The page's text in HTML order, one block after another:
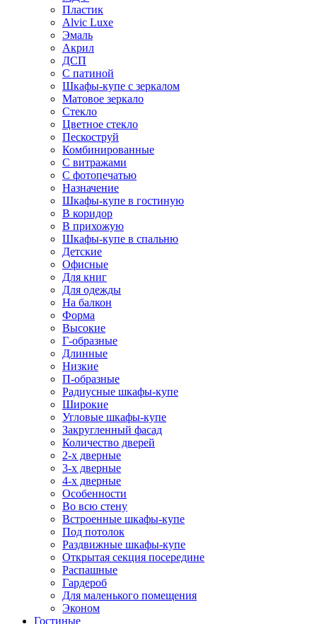
Пластик
Alvic Luxe
Эмаль
Акрил
ДСП
С патиной
Шкафы-купе с зеркалом
Матовое зеркало
Стекло
Цветное стекло
Пескоструй
Комбинированные
С витражами
С фотопечатью
Назначение
Шкафы-купе в гостиную
В коридор
В прихожую
Шкафы-купе в спальню
Детские
Офисные
Для книг
Для одежды
На балкон
Форма
Высокие
Г-образные
Длинные
Низкие
П-образные
Радиусные шкафы-купе
Широкие
Угловые шкафы-купе
Закругленный фасад
Количество дверей
2-х дверные
3-х дверные
4-х дверные
Особенности
Во всю стену
Встроенные шкафы-купе
Под потолок
Раздвижные шкафы-купе
Открытая секция посередине
Распашные
Гардероб
Для маленького помещения
Эконом
Гостиные